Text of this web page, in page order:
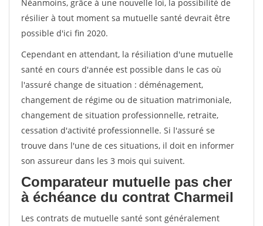
Néanmoins, grâce à une nouvelle loi, la possibilité de
résilier à tout moment sa mutuelle santé devrait être
possible d'ici fin 2020.
Cependant en attendant, la résiliation d'une mutuelle
santé en cours d'année est possible dans le cas où
l'assuré change de situation : déménagement,
changement de régime ou de situation matrimoniale,
changement de situation professionnelle, retraite,
cessation d'activité professionnelle. Si l'assuré se
trouve dans l'une de ces situations, il doit en informer
son assureur dans les 3 mois qui suivent.
Comparateur mutuelle pas cher
à échéance du contrat Charmeil
Les contrats de mutuelle santé sont généralement